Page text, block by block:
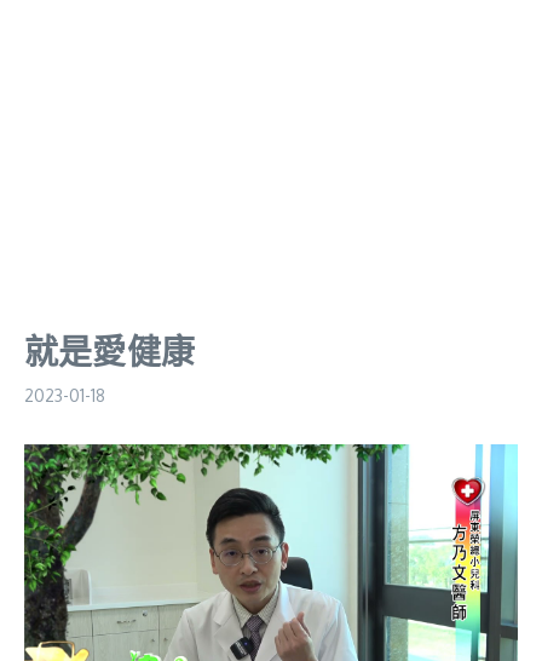
就是愛健康
2023-01-18